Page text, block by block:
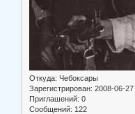
Откуда: Чебоксары
Зарегистрирован: 2008-06-27
Приглашений: 0
Сообщений: 122